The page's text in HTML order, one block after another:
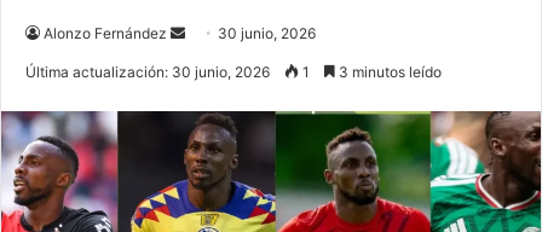
Alonzo Fernández
Send 30 junio, 2026
Última actualización: 30 junio, 2026 1 3 minutos leído